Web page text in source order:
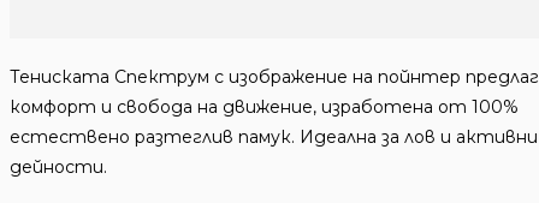
Тениската Спектрум с изображение на пойнтер
комфорт и свобода на движение, изработена от 100%
естествено разтеглив памук. Идеална за лов и активни
дейности.